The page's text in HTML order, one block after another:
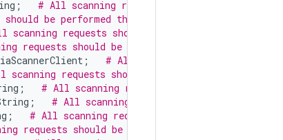
# All scanning requests should be performed
be performed through
scanning requests should be performed through
requests should be performed through
# All scanning requests should
scanning requests should be performed through
# All scanning requests should be performed
String; # All scanning requests should be
# All scanning requests should be performed
requests should be performed through